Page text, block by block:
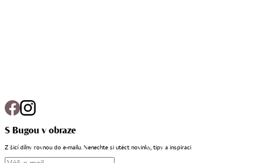
S Bugou v obraze
Z šicí dílny rovnou do e-mailu. Nenechte si utéct novinky, tipy a inspiraci